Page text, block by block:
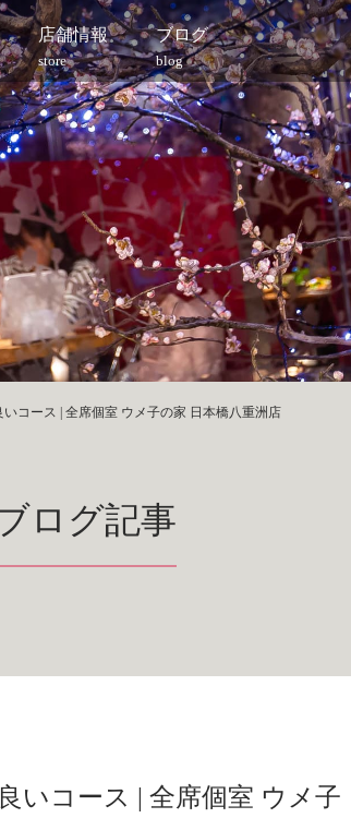
店舗情報
store
ブログ
blog
コース | 全席個室 ウメ子の家 日本橋八重洲店
ログ記事
いコース | 全席個室 ウメ子